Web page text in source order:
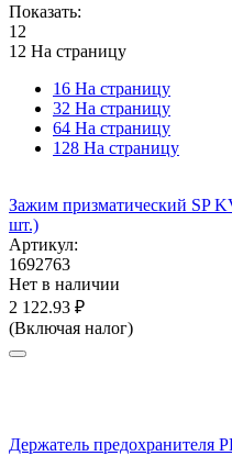
Показать:
12
12 На страницу
16 На страницу
32 На страницу
64 На страницу
128 На страницу
Зажим призматический SP
шт.)
Артикул:
1692763
Нет в наличии
2 122.93 ₽
(Включая налог)
Держатель предохранителя